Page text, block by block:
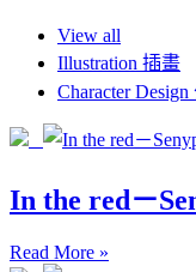
View all
Illustration 插畫
Character
In the red－
Read More »